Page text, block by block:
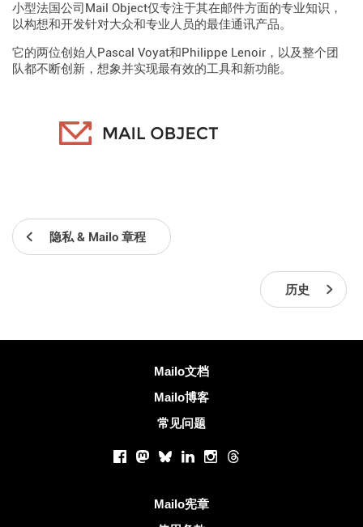
小型法国公司Mail Object仅专注于其在邮件方面的专业知识，
以构想和开发针对大众和专业人员的最佳通讯产品。
它的两位创始人Pascal Voyat和Philippe Lenoir，以及整个团
队都不断创新，想象并实现最有效的工具和新功能。
隐私 & Mailo 章程
历史
Mailo文档
Mailo博客
常见问题
Facebook
Mastodon
BlueskyLinkedInInstagram
Threads
Mailo宪章